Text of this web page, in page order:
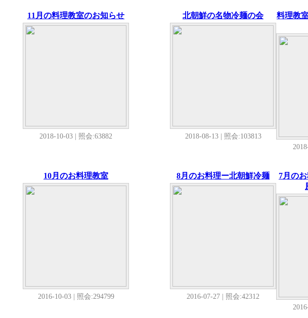
11月の料理教室のお知らせ
2018-10-03 | 照会:63882
北朝鮮の名物冷麺の会
2018-08-13 | 照会:103813
料理教
10月のお料理教室
2016-10-03 | 照会:294799
8月のお料理ー北朝鮮冷麺
2016-07-27 | 照会:42312
7月の